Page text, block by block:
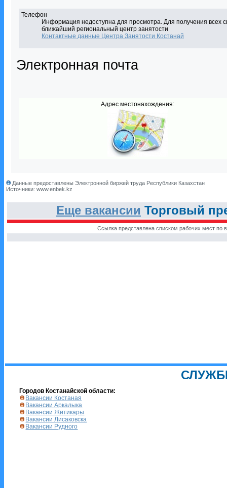
Телефон
Информация недоступна для просмотра. Для получения всех
ближайший региональный центр занятости
Контактные данные Центра Занятости Костанай
Электронная почта
Адрес местонахождения:
Данные предоставлены Электронной биржей труда Республики Казахстан
Источники: www.enbek.kz
Еще вакансии Торговый
Ссылка представлена списком рабочих мест по
Городов Костанайской области:
Вакансии Костаная
Вакансии Аркалыка
Вакансии Житикары
Вакансии Лисаковска
Вакансии Рудного